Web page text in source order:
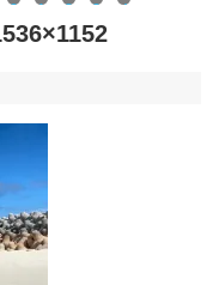
0 1 2 3 4